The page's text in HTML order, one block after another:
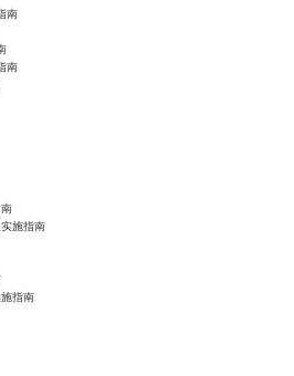
南
南
南
施指南
指南